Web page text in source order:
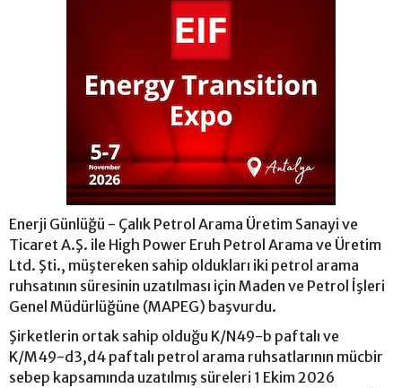
Enerji Günlüğü - Çalık Petrol Arama Üretim Sanayi ve
Ticaret A.Ş. ile High Power Eruh Petrol Arama ve Üretim
Ltd. Şti., müştereken sahip oldukları iki petrol arama
ruhsatının süresinin uzatılması için Maden ve Petrol İşleri
Genel Müdürlüğüne (MAPEG) başvurdu.
Şirketlerin ortak sahip olduğu K/N49-b paftalı ve
K/M49-d3,d4 paftalı petrol arama ruhsatlarının mücbir
sebep kapsamında uzatılmış süreleri 1 Ekim 2026